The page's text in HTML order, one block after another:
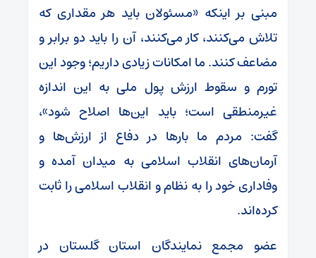
مبنی بر اینکه «مسئولان باید هر مقداری که
تلاش می‌کنند، کار می‌کنند، آن را باید دو برابر و
مضاعف کنند. ما امکانات زیادی داریم؛ وجود این
تورم و سقوط ارزش پول ملی به این اندازه
غیرمنطقی است؛ باید این‌ها اصلاح شود»،
گفت: مردم ما بارها در دفاع از ارزش‌ها و
آرمان‌های انقلاب اسلامی به میدان‌ آمده‌ و
وفاداری خود را به نظام و انقلاب اسلامی را ثابت
کرده‌اند.
عضو مجمع نمایندگان استان گلستان در